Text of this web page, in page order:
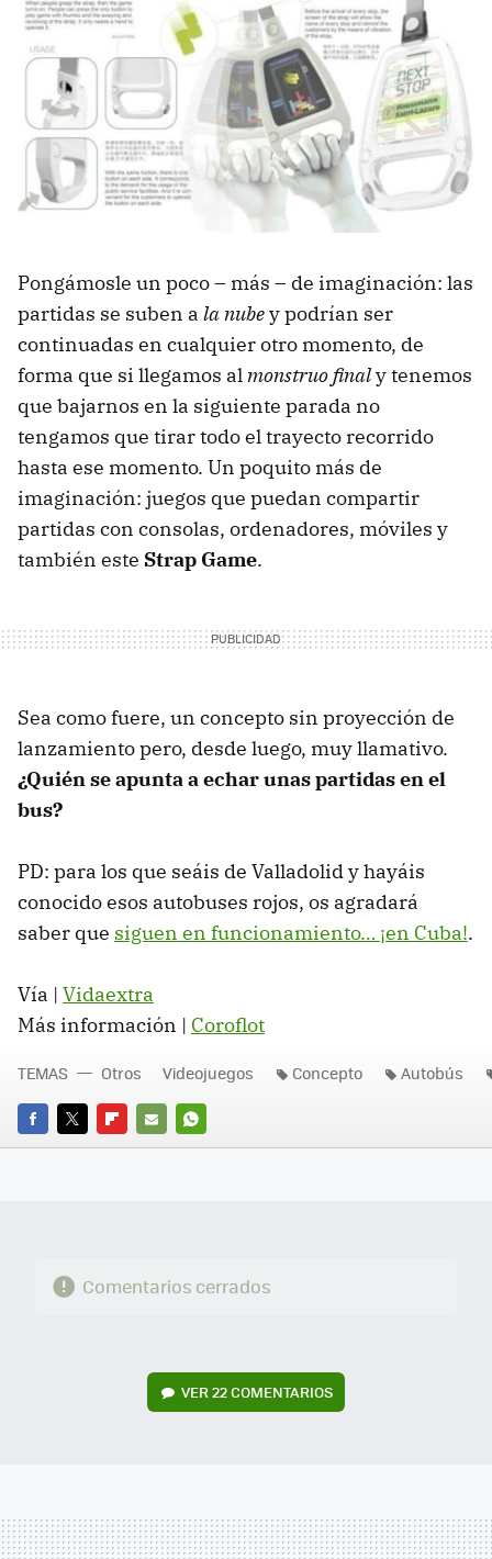
Pongámosle un poco – más – de imaginación: las
partidas se suben a la nubey podrían ser
continuadas en cualquier otro momento, de
forma que si llegamos al monstruo finaly tenemos
que bajarnos en la siguiente parada no
tengamos que tirar todo el trayecto recorrido
hasta ese momento. Un poquito más de
imaginación: juegos que puedan compartir
partidas con consolas, ordenadores, móviles y
también este Strap Game.
Sea como fuere, un concepto sin proyección de
lanzamiento pero, desde luego, muy llamativo.
¿Quién se apunta a echar unas partidas en el
bus?
PD: para los que seáis de Valladolid y hayáis
conocido esos autobuses rojos, os agradará
saber que siguen en funcionamiento… ¡en Cuba!.
Vía | Vidaextra
Más información | Coroflot
FACEBOOK
TWITTERFLIPBOARD
E-
WHATSAPP
TEMAS Otros Videojuegos Concepto Autobús
Comentarios cerrados
VER 22 COMENTARIOS